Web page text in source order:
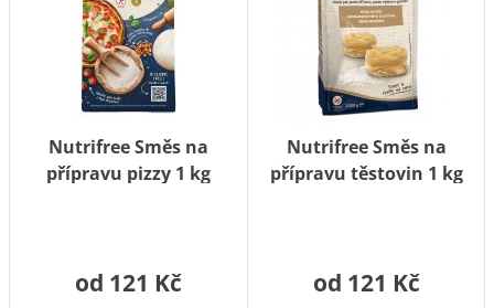
Nutrifree Směs na
přípravu pizzy 1 kg
od 121 Kč
Nutrifree Směs na
přípravu těstovin 1 kg
od 121 Kč